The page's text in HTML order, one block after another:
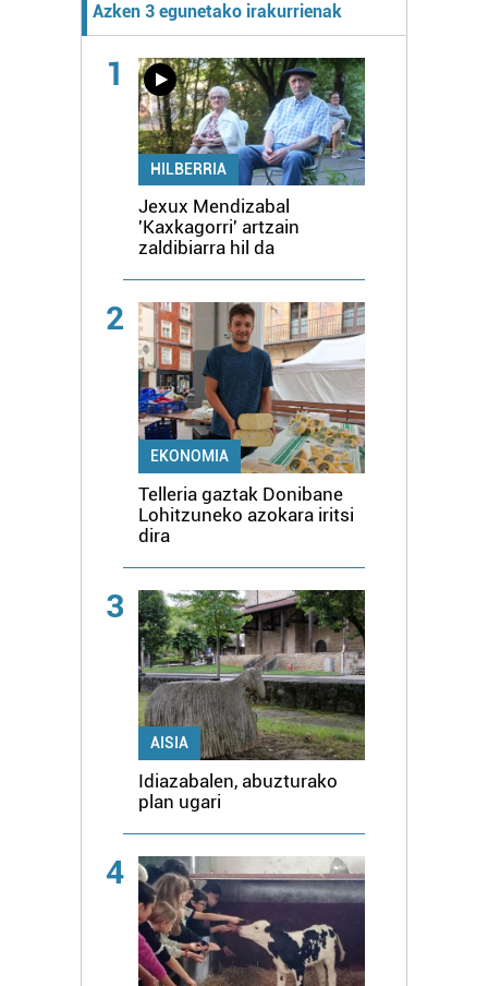
Azken 3 egunetako irakurrienak
1
HILBERRIA
Jexux Mendizabal
'Kaxkagorri' artzain
zaldibiarra hil da
2
EKONOMIA
Telleria gaztak Donibane
Lohitzuneko azokara iritsi
dira
3
AISIA
Idiazabalen, abuzturako
plan ugari
4